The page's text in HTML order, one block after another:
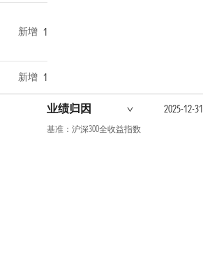
新增 1
新增 1
业绩归因 2025-12-31
基准：沪深300全收益指数